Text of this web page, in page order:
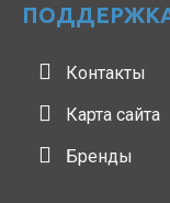
Контакты
Карта сайта
Бренды